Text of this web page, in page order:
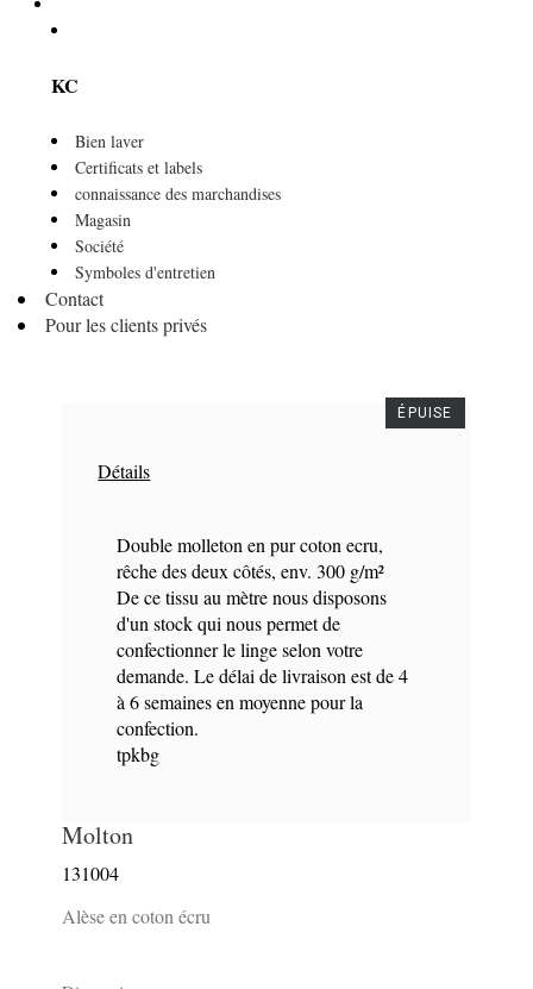
KC
Bien laver
Certificats et labels
connaissance des marchandises
Magasin
Société
Symboles d'entretien
Contact
Pour les clients privés
ÉPUISE
Détails
Double molleton en pur coton ecru,
rêche des deux côtés, env. 300 g/m²
De ce tissu au mètre nous disposons
d'un stock qui nous permet de
confectionner le linge selon votre
demande. Le délai de livraison est de 4
à 6 semaines en moyenne pour la
confection.
tpkbg
Molton
131004
Alèse en coton écru